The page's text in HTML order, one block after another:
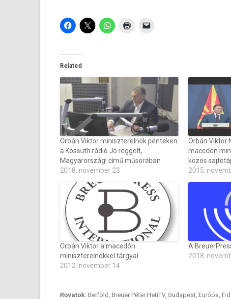
Related
Orbán Viktor miniszterelnök pénteken
a Kossuth rádió Jó reggelt,
Magyarország! című műsorában
2018. november 23
Orbán Viktor
macedón
közös
2015.
Orbán Viktor a macedón
miniszterelnökkel tárgyal
2012. november 14
A
2018.
Rovatok: Belföld, Breuer Péter HetiTV, Budapest, Európa,